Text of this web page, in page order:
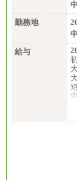
※
①
②
③
④
⑤
⑥
⑯
勤務地
給与
※